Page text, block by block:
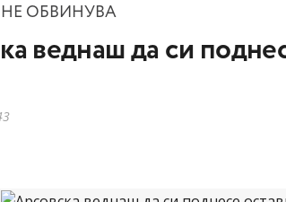
ОБВИНУВА
веднаш да си